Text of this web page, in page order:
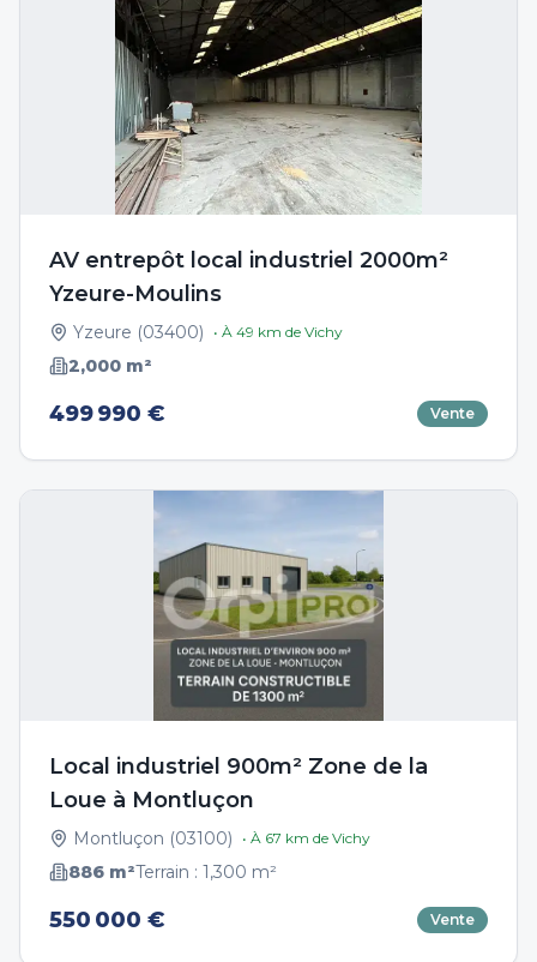
AV entrepôt local industriel 2000m²
Yzeure-Moulins
Yzeure (03400) • À 49 km de Vichy
2,000 m²
499 990 € Vente
Local industriel 900m² Zone de la
Loue à Montluçon
Montluçon (03100) • À 67 km de Vichy
886 m²Terrain : 1,300 m²
550 000 € Vente